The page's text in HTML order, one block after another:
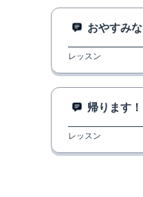
おやすみ
レッスン
帰ります！
レッスン